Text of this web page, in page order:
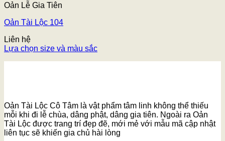
Oản Lễ Gia Tiên
Oản Tài Lộc 104
Liên hệ
Lựa chọn size và màu sắc
Oản Tài Lộc Cô Tâm là vật phẩm tâm linh không thể thiếu
mỗi khi đi lễ chùa, dâng phật, dâng gia tiên. Ngoài ra Oản
Tài Lộc được trang trí đẹp đẽ, mới mẻ với mẫu mã cập nhật
liên tục sẽ khiến gia chủ hài lòng